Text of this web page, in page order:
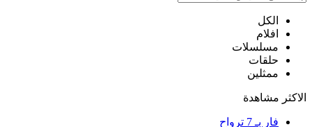
الكل
افلام
مسلسلات
حلقات
ممثلين
الاكثر مشاهدة
فار بـ 7 ترواح